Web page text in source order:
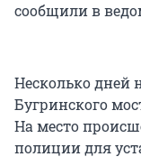
сообщили в
Несколько дней
Бугринского
На место
полиции для